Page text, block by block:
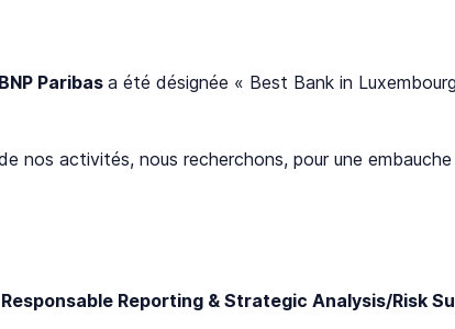
Paribasa été désignée « Best Bank in
nos activités, nous recherchons, pour une
Responsable Reporting & Strategic Analysis/Risk